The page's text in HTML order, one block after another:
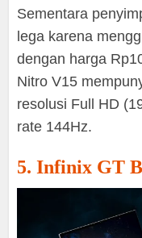
Sementara
lega karena
dengan harga
Nitro V15
resolusi Full HD
rate 144Hz.
5. Infinix GT